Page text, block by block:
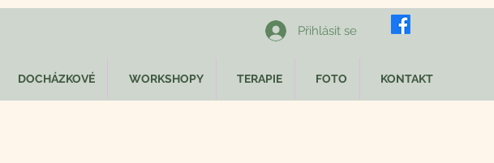
Přihlásit se
DOCHÁZKOVÉ WORKSHOPY TERAPIE FOTO KONTAKT